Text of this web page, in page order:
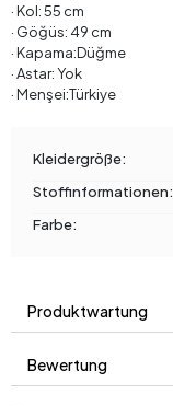
· Kol: 55 cm
· Göğüs: 49 cm
· Kapama:Düğme
· Astar: Yok
· Menşei:Türkiye
Kleidergröße:
Stoffinformationen:
Farbe:
Produktwartung
Bewertung